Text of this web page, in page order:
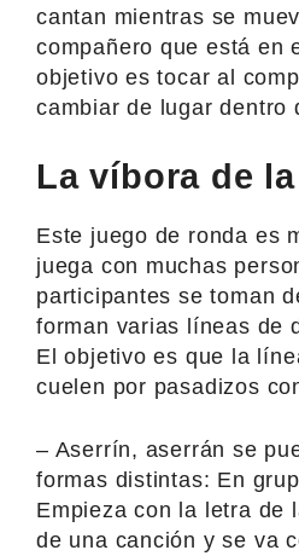
cantan mientras se
compañero que está en
objetivo es tocar al
cambiar de lugar dentro
La víbora de
Este juego de ronda es
juega con muchas
participantes se toman
forman varias líneas de
El objetivo es que la
cuelen por pasadizos
– Aserrín, aserrán se
formas distintas: En
Empieza con la letra de
de una canción y se va